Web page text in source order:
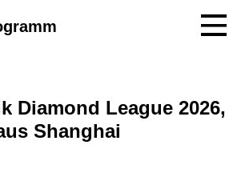
Diamond League 2026,
Shanghai